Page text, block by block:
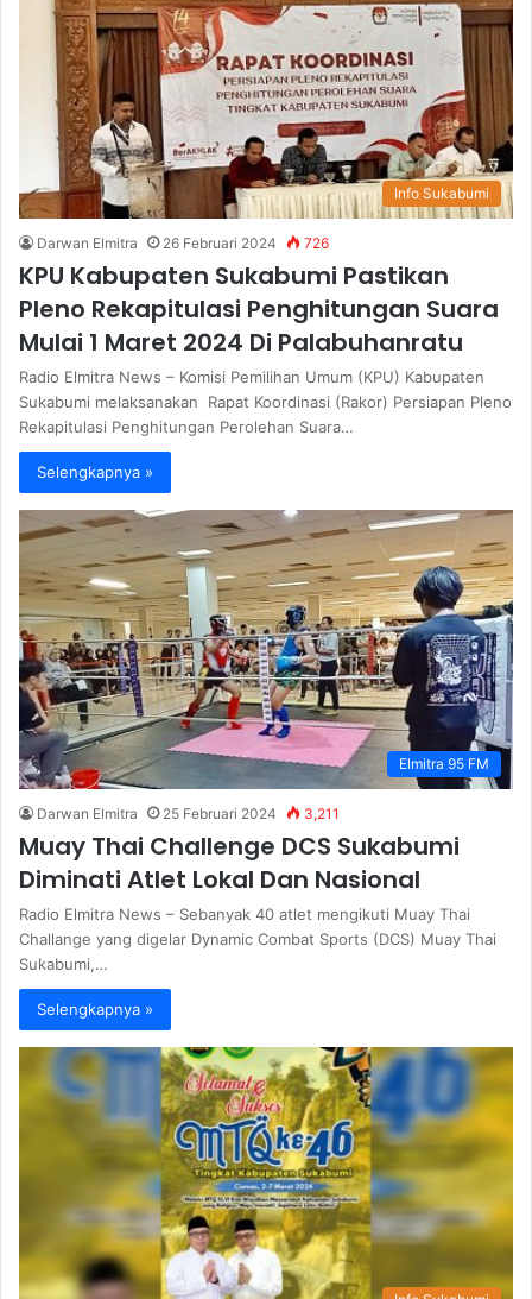
Info Sukabumi
Darwan Elmitra 26 Februari 2024 726
KPU Kabupaten Sukabumi Pastikan
Pleno Rekapitulasi Penghitungan Suara
Mulai 1 Maret 2024 Di Palabuhanratu
Radio Elmitra News – Komisi Pemilihan Umum (KPU) Kabupaten
Sukabumi melaksanakan Rapat Koordinasi (Rakor) Persiapan Pleno
Rekapitulasi Penghitungan Perolehan Suara…
Selengkapnya »
Elmitra 95 FM
Darwan Elmitra 25 Februari 2024 3,211
Muay Thai Challenge DCS Sukabumi
Diminati Atlet Lokal Dan Nasional
Radio Elmitra News – Sebanyak 40 atlet mengikuti Muay Thai
Challange yang digelar Dynamic Combat Sports (DCS) Muay Thai
Sukabumi,…
Selengkapnya »